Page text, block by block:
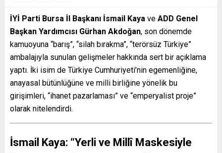
İYİ Parti Bursa İl Başkanı İsmail Kaya ve ADD Genel
Başkan Yardımcısı Gürhan Akdoğan, son dönemde
kamuoyuna “barış”, “silah bırakma”, “terörsüz Türkiye”
ambalajıyla sunulan gelişmeler hakkında sert bir açıklama
yaptı. İki isim de Türkiye Cumhuriyeti’nin egemenliğine,
anayasal bütünlüğüne ve milli birliğine yönelik bu
girişimleri, “ihanet pazarlaması” ve “emperyalist proje”
olarak nitelendirdi.
İsmail Kaya: “Yerli ve Millî Maskesiyle